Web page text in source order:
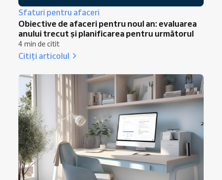
Sfaturi pentru afaceri
Obiective de afaceri pentru noul an: evaluarea
anului trecut și planificarea pentru următorul
4 min de citit
Citiți articolul